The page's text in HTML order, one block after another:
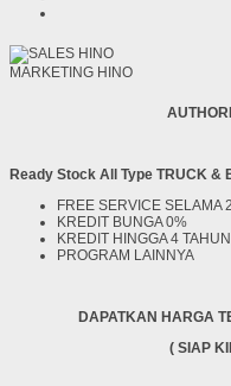
MARKETING HINO
Ready Stock All Type TRUCK &
FREE SERVICE SELAMA
KREDIT BUNGA 0%
KREDIT HINGGA 4 TAHUN
PROGRAM LAINNYA
DAPATKAN HARGA
( SIAP